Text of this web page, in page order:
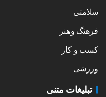
سلامتی
فرهنگ وهنر
کسب و کار
ورزشی
تبلیغات متنی